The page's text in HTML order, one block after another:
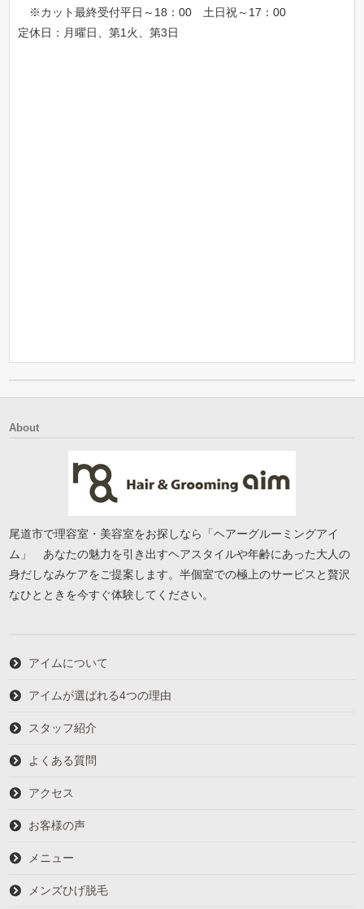
※カット最終受付平日～18：00 土日祝～17：00
定休日：月曜日、第1火、第3日
About
尾道市で理容室・美容室をお探しなら「ヘアーグルーミングアイ
ム」 あなたの魅力を引き出すヘアスタイルや年齢にあった大人の
身だしなみケアをご提案します。半個室での極上のサービスと贅沢
なひとときを今すぐ体験してください。
アイムについて
アイムが選ばれる4つの理由
スタッフ紹介
よくある質問
アクセス
お客様の声
メニュー
メンズひげ脱毛